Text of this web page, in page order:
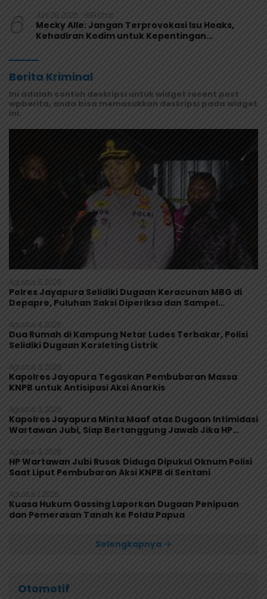
6 Juni 29, 2026 989 Lihat
Mecky Alle: Jangan Terprovokasi Isu Hoaks,
Kehadiran Kodim untuk Kepentingan
Berita Kriminal
Ini adalah contoh deskripsi untuk widget recent post
wpberita, anda bisa memasukkan deskripsi pada widget
ini.
Agustus 5, 2026
Polres Jayapura Selidiki Dugaan Keracunan MBG di
Depapre, Puluhan Saksi Diperiksa dan Sampel
Agustus 4, 2026
Dua Rumah di Kampung Netar Ludes Terbakar, Polisi
Selidiki Dugaan Korsleting Listrik
Agustus 3, 2026
Kapolres Jayapura Tegaskan Pembubaran Massa
KNPB untuk Antisipasi Aksi Anarkis
Agustus 3, 2026
Kapolres Jayapura Minta Maaf atas Dugaan Intimidasi
Wartawan Jubi, Siap Bertanggung Jawab Jika HP
Agustus 3, 2026
HP Wartawan Jubi Rusak Diduga Dipukul Oknum Polisi
Saat Liput Pembubaran Aksi KNPB di Sentani
Agustus 1, 2026
Kuasa Hukum Gassing Laporkan Dugaan Penipuan
dan Pemerasan Tanah ke Polda Papua
Selengkapnya
Otomotif